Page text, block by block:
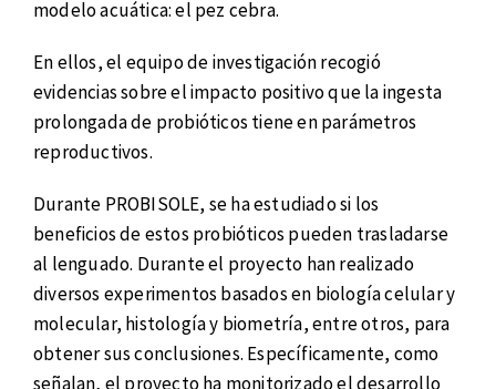
modelo acuática: el pez cebra.
En ellos, el equipo de investigación recogió
evidencias sobre el impacto positivo que la ingesta
prolongada de probióticos tiene en parámetros
reproductivos.
Durante PROBISOLE, se ha estudiado si los
beneficios de estos probióticos pueden trasladarse
al lenguado. Durante el proyecto han realizado
diversos experimentos basados en biología celular y
molecular, histología y biometría, entre otros, para
obtener sus conclusiones. Específicamente, como
señalan, el proyecto ha monitorizado el desarrollo